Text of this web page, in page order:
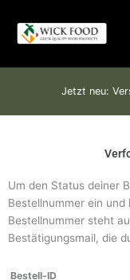
Inhalt
springen
Jetzt neu:
Um den Status deiner
Bestellnummer ein und
Bestellnummer steht
Bestätigungsmail, die
Bestell-ID